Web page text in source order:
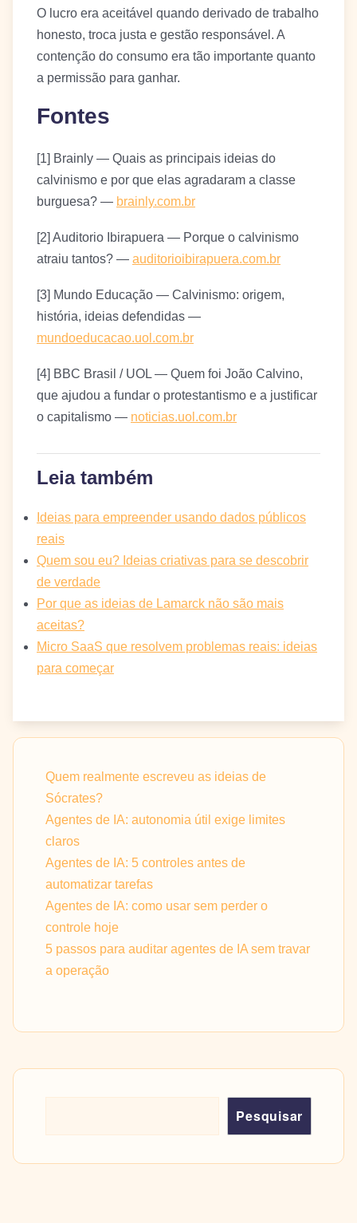
O lucro era aceitável quando derivado de trabalho
honesto, troca justa e gestão responsável. A
contenção do consumo era tão importante quanto
a permissão para ganhar.
Fontes
[1] Brainly — Quais as principais ideias do
calvinismo e por que elas agradaram a classe
burguesa? — brainly.com.br
[2] Auditorio Ibirapuera — Porque o calvinismo
atraiu tantos? — auditorioibirapuera.com.br
[3] Mundo Educação — Calvinismo: origem,
história, ideias defendidas —
mundoeducacao.uol.com.br
[4] BBC Brasil / UOL — Quem foi João Calvino,
que ajudou a fundar o protestantismo e a justificar
o capitalismo — noticias.uol.com.br
Leia também
Ideias para empreender usando dados públicos
reais
Quem sou eu? Ideias criativas para se descobrir
de verdade
Por que as ideias de Lamarck não são mais
aceitas?
Micro SaaS que resolvem problemas reais: ideias
para começar
Quem realmente escreveu as ideias de
Sócrates?
Agentes de IA: autonomia útil exige limites
claros
Agentes de IA: 5 controles antes de
automatizar tarefas
Agentes de IA: como usar sem perder o
controle hoje
5 passos para auditar agentes de IA sem travar
a operação
Pesquisar